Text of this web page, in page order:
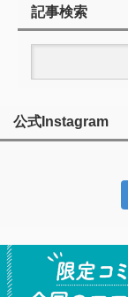
記事検索
公式Instagram